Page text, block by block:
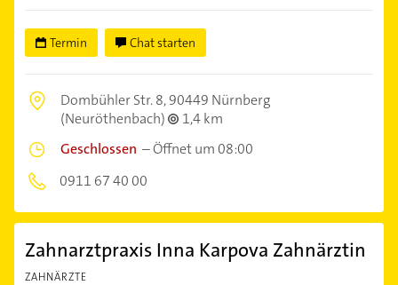
Termin Chat starten
Dombühler Str. 8,90449 Nürnberg
(Neuröthenbach)
1,4 km
Geschlossen –Öffnet um 08:00
0911 67 40 00
Zahnarztpraxis Inna Karpova Zahnärztin
ZAHNÄRZTE